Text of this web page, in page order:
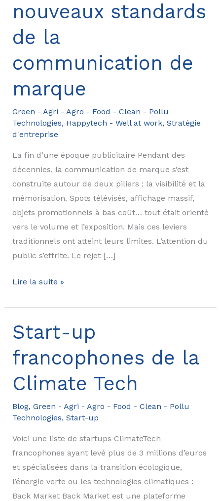
nouveaux standards
de la
communication de
marque
Green - Agri - Agro - Food - Clean - Pollu
Technologies, Happytech - Well at work, Stratégie
d'entreprise
La fin d’une époque publicitaire Pendant des
décennies, la communication de marque s’est
construite autour de deux piliers : la visibilité et la
mémorisation. Spots télévisés, affichage massif,
objets promotionnels à bas coût… tout était orienté
vers le volume et l’exposition. Mais ces leviers
traditionnels ont atteint leurs limites. L’attention du
public s’effrite. Le rejet […]
Design,
et
performance
:
les
nouveaux
standards
la
communication
de
marque
Lire la suite »
Start-up
francophones de la
Climate Tech
Blog, Green - Agri - Agro - Food - Clean - Pollu
Technologies, Start-up
Voici une liste de startups ClimateTech
francophones ayant levé plus de 3 millions d’euros
et spécialisées dans la transition écologique,
l’énergie verte ou les technologies climatiques :
Back Market Back Market est une plateforme